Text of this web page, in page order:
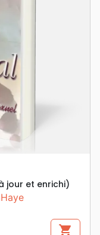
jour et enrichi)
shopping_cart